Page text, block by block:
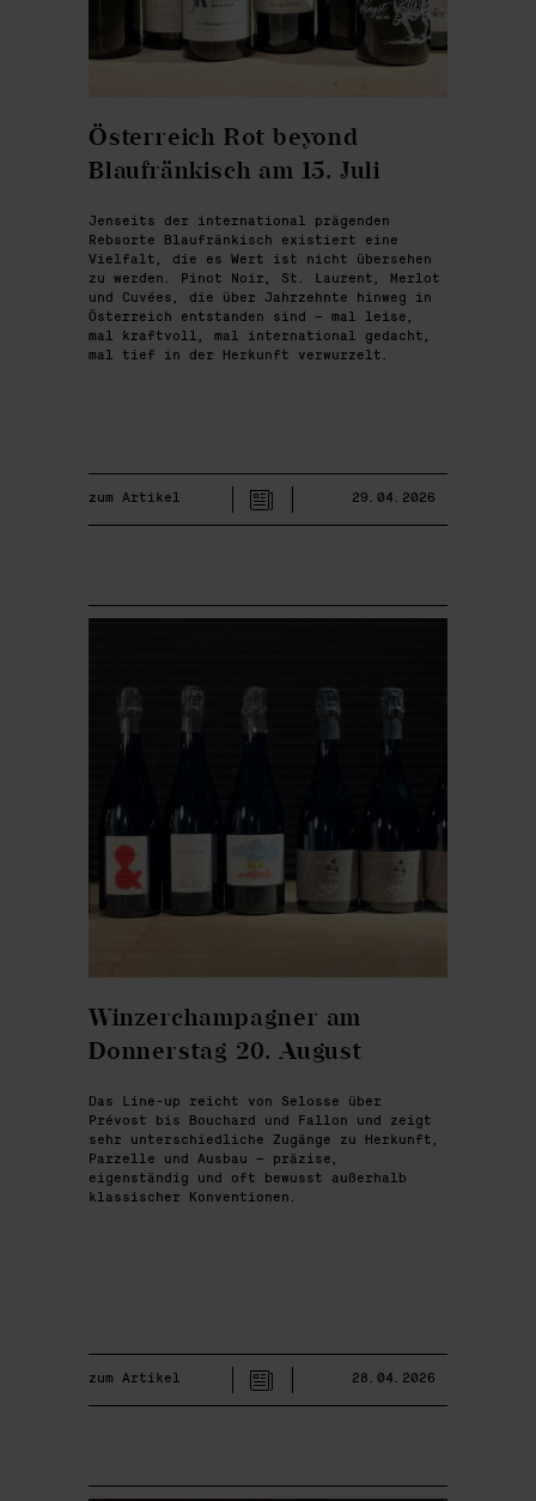
Österreich Rot beyond
Blaufränkisch am 15. Juli
Jenseits der international prägenden
Rebsorte Blaufränkisch existiert eine
Vielfalt, die es Wert ist nicht übersehen
zu werden. Pinot Noir, St. Laurent, Merlot
und Cuvées, die über Jahrzehnte hinweg in
Österreich entstanden sind – mal leise,
mal kraftvoll, mal international gedacht,
mal tief in der Herkunft verwurzelt.
zum Artikel 29.04.2026
Winzerchampagner am
Donnerstag 20. August
Das Line-up reicht von Selosse über
Prévost bis Bouchard und Fallon und zeigt
sehr unterschiedliche Zugänge zu Herkunft,
Parzelle und Ausbau – präzise,
eigenständig und oft bewusst außerhalb
klassischer Konventionen.
zum Artikel 28.04.2026